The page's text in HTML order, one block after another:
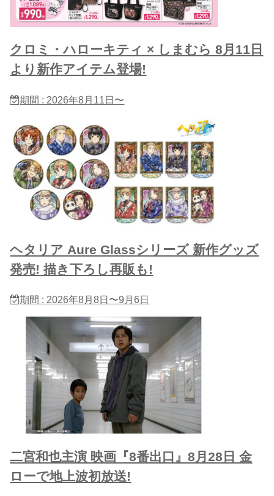
クロミ・ハローキティ × しまむら 8月11日
より新作アイテム登場!
期間 : 2026年8月11日〜
ヘタリア Aure Glassシリーズ 新作グッズ
発売! 描き下ろし再販も!
期間 : 2026年8月8日〜9月6日
二宮和也主演 映画『8番出口』8月28日 金
ローで地上波初放送!